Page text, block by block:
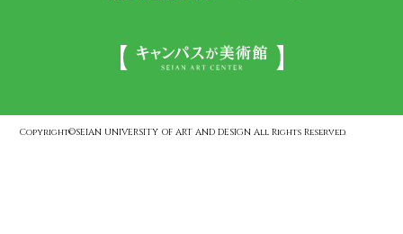
Copyright©SEIAN UNIVERSITY OF ART AND DESIGN All Rights Reserved.